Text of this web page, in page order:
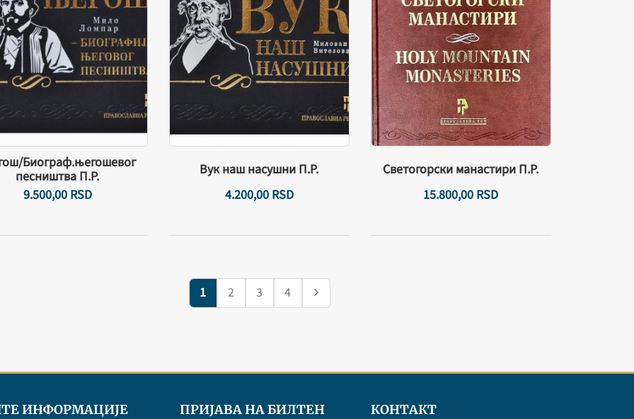
Биограф.његошевог
песништва П.Р.
9.500,00 RSD
Вук наш насушни П.Р.
4.200,00 RSD
Светогорски манастири П.Р.
15.800,00 RSD
1 2 3 4
ИНФОРМАЦИЈЕ ПРИЈАВА НА БИЛТЕН КОНТАКТ